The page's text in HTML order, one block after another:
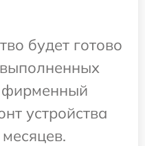
будет готово
фирменный
устройства